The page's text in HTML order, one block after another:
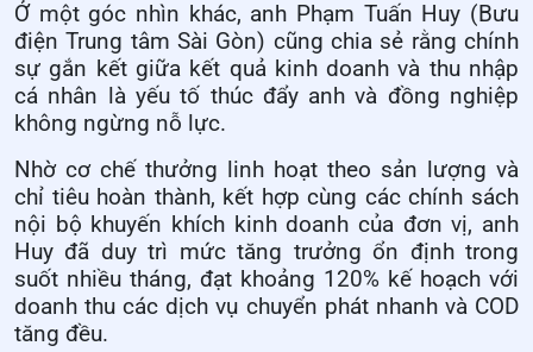
Ở một góc nhìn khác, anh Phạm Tuấn Huy (Bưu
điện Trung tâm Sài Gòn) cũng chia sẻ rằng chính
sự gắn kết giữa kết quả kinh doanh và thu nhập
cá nhân là yếu tố thúc đẩy anh và đồng nghiệp
không ngừng nỗ lực.
Nhờ cơ chế thưởng linh hoạt theo sản lượng và
chỉ tiêu hoàn thành, kết hợp cùng các chính sách
nội bộ khuyến khích kinh doanh của đơn vị, anh
Huy đã duy trì mức tăng trưởng ổn định trong
suốt nhiều tháng, đạt khoảng 120% kế hoạch với
doanh thu các dịch vụ chuyển phát nhanh và COD
tăng đều.